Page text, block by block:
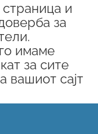
и
за
имаме
за сите
вашиот сајт